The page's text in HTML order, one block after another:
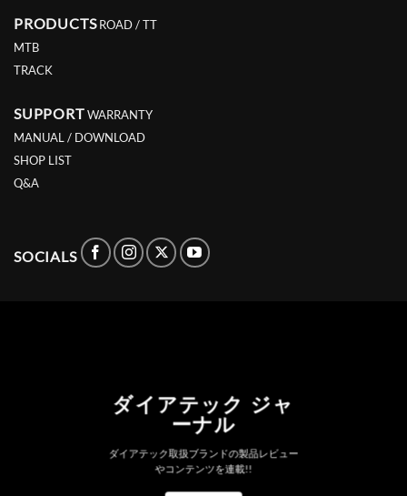
PRODUCTS ROAD / TT
MTB
TRACK
SUPPORT WARRANTY
MANUAL / DOWNLOAD
SHOP LIST
Q&A
SOCIALS
ダイアテック ジャ
ーナル
ダイアテック取扱ブランドの製品レビュー
やコンテンツを連載!!